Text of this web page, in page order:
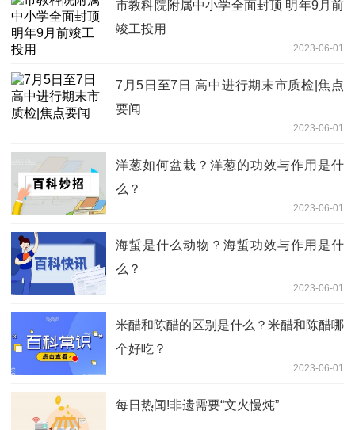
市教科院附属中小学全面封顶 明年9月前
竣工投用
2023-06-01
7月5日至7日 高中进行期末市质检|焦点
要闻
2023-06-01
洋葱如何盆栽？洋葱的功效与作用是什
么？
2023-06-01
海蜇是什么动物？海蜇功效与作用是什
么？
2023-06-01
米醋和陈醋的区别是什么？米醋和陈醋哪
个好吃？
2023-06-01
每日热闻!非遗需要“文火慢炖”